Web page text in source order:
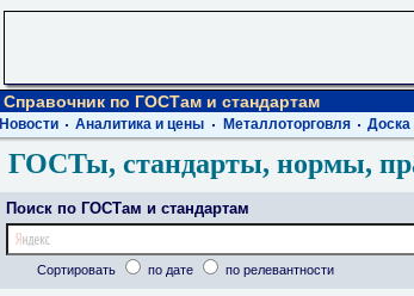
Справочник по ГОСТам и стандартам
Новости Аналитика и цены Металлоторговля Доска
ГОСТы, стандарты, нормы,
Поиск по ГОСТам и стандартам
Сортировать по дате по релевантности